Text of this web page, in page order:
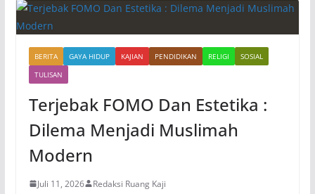
BERITA GAYA HIDUP KAJIAN PENDIDIKAN RELIGI
SOSIAL
TULISAN
Terjebak FOMO Dan Estetika :
Dilema Menjadi Muslimah
Modern
Juli 11, 2026 Redaksi Ruang Kaji